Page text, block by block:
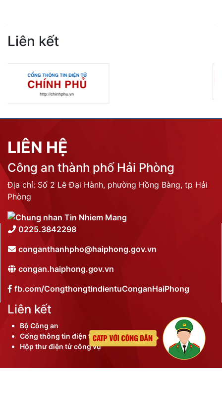
Liên kết
LIÊN HỆ
Công an thành phố Hải Phòng
Địa chỉ: Số 2 Lê Đại Hành, phường Hồng Bàng, tp Hải
Phòng
0225.3842298
conganthanhpho@haiphong.gov.vn
congan.haiphong.gov.vn
fb.com/CongthongtindientuConganHaiPhong
Liên kết
Bộ Công an
Cổng thông tin điện tử thành phố
Hộp thư điện tử công vụ